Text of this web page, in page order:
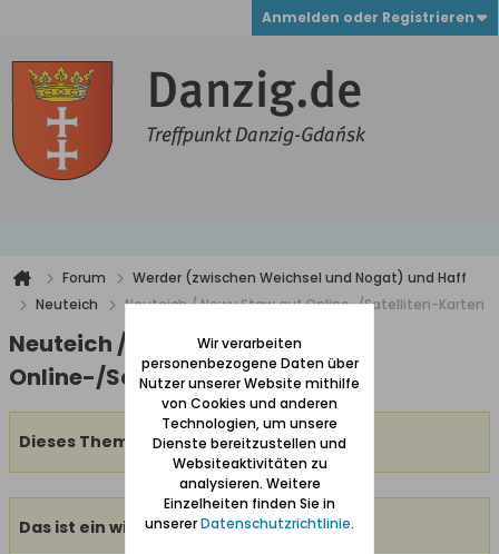
Anmelden oder Registrieren
Forum
Werder (zwischen Weichsel und Nogat) und Haff
Neuteich
Neuteich / Nowy Staw auf Online-/Satelliten-Karten
Neuteich / Nowy Staw auf
Online-/Satelliten-Karten
Dieses Thema ist geschlossen.
Das ist ein wichtiges Thema.
Wir verarbeiten
personenbezogene Daten über
Nutzer unserer Website mithilfe
von Cookies und anderen
Technologien, um unsere
Dienste bereitzustellen und
Websiteaktivitäten zu
analysieren. Weitere
Einzelheiten finden Sie in
unsererDatenschutzrichtlinie.